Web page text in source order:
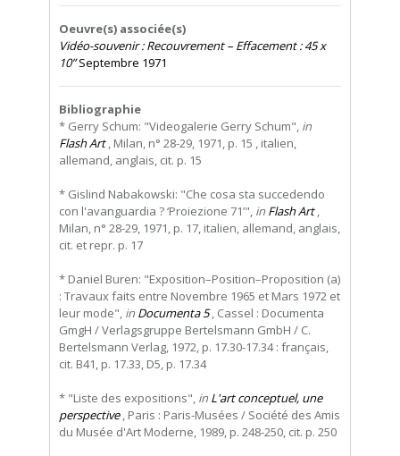
Oeuvre(s) associée(s)
Vidéo-souvenir : Recouvrement – Effacement : 45 x
10”Septembre 1971
Bibliographie
* Gerry Schum: "Videogalerie Gerry Schum", in
Flash Art, Milan, n° 28-29, 1971, p. 15 , italien,
allemand, anglais, cit. p. 15
* Gislind Nabakowski: "Che cosa sta succedendo
con l'avanguardia ? ‘Proiezione 71’", in Flash Art,
Milan, n° 28-29, 1971, p. 17, italien, allemand, anglais,
cit. et repr. p. 17
* Daniel Buren: "Exposition–Position–Proposition (a)
: Travaux faits entre Novembre 1965 et Mars 1972 et
leur mode", in Documenta 5, Cassel : Documenta
GmgH / Verlagsgruppe Bertelsmann GmbH / C.
Bertelsmann Verlag, 1972, p. 17.30-17.34 : français,
cit. B41, p. 17.33, D5, p. 17.34
* "Liste des expositions", in L'art conceptuel, une
perspective, Paris : Paris-Musées / Société des Amis
du Musée d'Art Moderne, 1989, p. 248-250, cit. p. 250